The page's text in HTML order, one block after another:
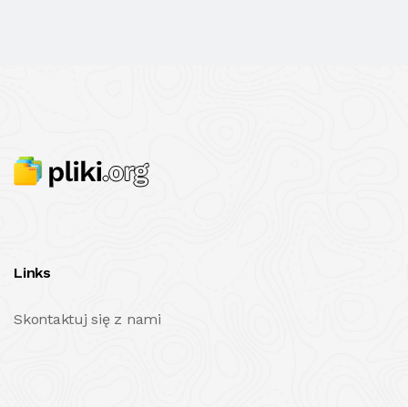
Links
Skontaktuj się z nami